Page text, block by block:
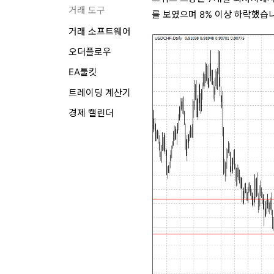
거래 도구
거래 소프트웨어
오더플로우
EA툴킷
트레이딩 계산기
경제 캘린더
를 보였으며 8% 이상 하락했습